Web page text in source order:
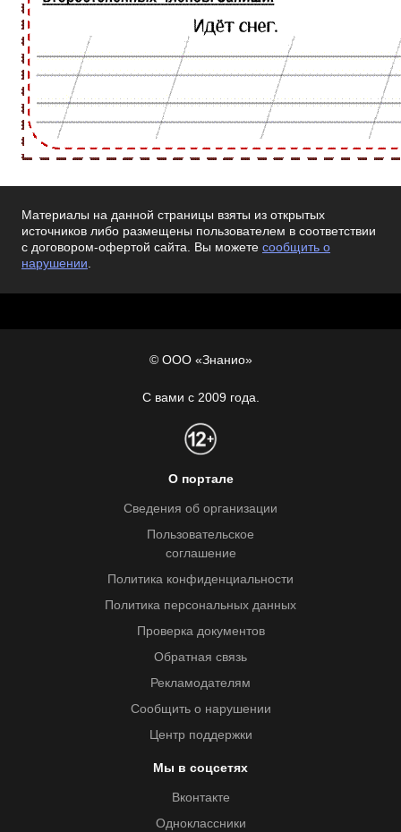
Материалы на данной страницы взяты из открытых
источников либо размещены пользователем в соответствии
с договором-офертой сайта. Вы можете сообщить о
нарушении.
© ООО «Знанио»
С вами с 2009 года.
О портале
Сведения об организации
Пользовательское
соглашение
Политика конфиденциальности
Политика персональных данных
Проверка документов
Обратная связь
Рекламодателям
Сообщить о нарушении
Центр поддержки
Мы в соцсетях
Вконтакте
Одноклассники